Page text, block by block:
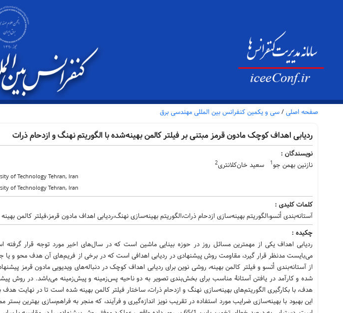
صفحه اصلی / سی و یکمین کنفرانس بین المللی مهندسی برق
ردیابی اهداف کوچک مادون قرمز مبتنی بر فیلتر کالمن بهینه‌شده با الگوریتم نهنگ و ازدحام ذرات
نویسندگان :
نازنین بهمن جو1 سعید خان‌کلانتری2
of Technology Tehran, Iran
of Technology Tehran, Iran
کلمات کلیدی :
آستانه‌بندی اُتسو،الگوریتم بهینه‌سازی ازدحام ذرات،الگوریتم بهینه‌سازی نهنگ،ردیابی اهداف مادون قرمز،فیلتر کالمن بهینه
چکیده :
ردیابی اهداف یكی از مهمترین مسائل روز در حوزه بینایی ماشین است که در سال‌های اخیر مورد توجه قرار
می‌بایست مدنظر قرار گیرد، مقاومت روش پیشنهادی در ردیابی اهدافی است که در برخی از فریم‌های آن هدف محو و یا
از آستانه‌بندی اُتسو و فیلتر کالمن بهینه، روشی نوین برای ردیابی اهداف کوچک در دنباله‌های ویدیویی مادون قرمز
شده و کارآمد در یافتن آستانۀ مناسب برای بخش‌بندی تصویر به دو ناحیه پس‌زمینه و پیش‌زمینه می‌باشد. در روش
هدف، با بکارگیری الگوریتم‌های بهینه‌سازی نهنگ و ازدحام ذرات، ساختار فیلتر كالمن بهینه‌ شده است تا در نهایت
این بهبود با بهینه‌سازی ضرایب مورد استفاده در تقریب نویز اندازه‌گیری و فرآیند، که منجر به فراهم‌سازی بهترین